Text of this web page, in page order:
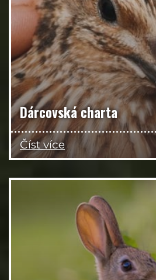
Dárcovská charta
Číst více